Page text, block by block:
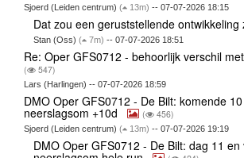
Sjoerd (Leiden centrum) ( 13m) -- 07-07-2026 18:15
Dat zou een geruststellende ontwikkeling
Stan (Oss)( 7m) -- 07-07-2026 18:51
Re: Oper GFS0712 - behoorlijk verschil
( 547)
Lars (Harlingen) -- 07-07-2026 18:59
DMO Oper GFS0712 - De Bilt: komende
neerslagsom +10d ( 456)
Sjoerd (Leiden centrum) ( 13m) -- 07-07-2026 19:19
DMO Oper GFS0712 - De Bilt: dag 11 en